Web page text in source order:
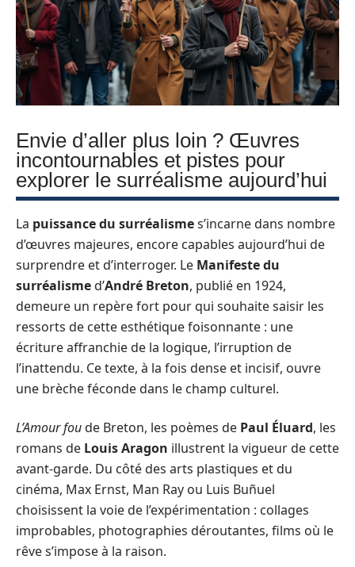
Envie d’aller plus loin ? Œuvres
incontournables et pistes pour
explorer le surréalisme aujourd’hui
La puissance du surréalismes’incarne dans nombre
d’œuvres majeures, encore capables aujourd’hui de
surprendre et d’interroger. Le Manifeste du
surréalismed’André Breton, publié en 1924,
demeure un repère fort pour qui souhaite saisir les
ressorts de cette esthétique foisonnante : une
écriture affranchie de la logique, l’irruption de
l’inattendu. Ce texte, à la fois dense et incisif, ouvre
une brèche féconde dans le champ culturel.
L’Amour foude Breton, les poèmes de Paul Éluard, les
romans de Louis Aragon illustrent la vigueur de cette
avant-garde. Du côté des arts plastiques et du
cinéma, Max Ernst, Man Ray ou Luis Buñuel
choisissent la voie de l’expérimentation : collages
improbables, photographies déroutantes, films où le
rêve s’impose à la raison.